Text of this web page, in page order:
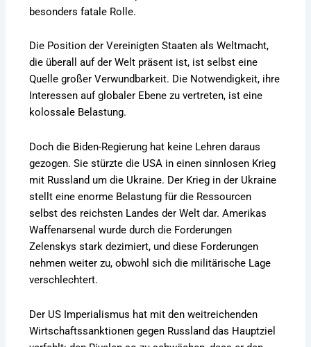
besonders fatale Rolle.
Die Position der Vereinigten Staaten als Weltmacht,
die überall auf der Welt präsent ist, ist selbst eine
Quelle großer Verwundbarkeit. Die Notwendigkeit, ihre
Interessen auf globaler Ebene zu vertreten, ist eine
kolossale Belastung.
Doch die Biden-Regierung hat keine Lehren daraus
gezogen. Sie stürzte die USA in einen sinnlosen Krieg
mit Russland um die Ukraine. Der Krieg in der Ukraine
stellt eine enorme Belastung für die Ressourcen
selbst des reichsten Landes der Welt dar. Amerikas
Waffenarsenal wurde durch die Forderungen
Zelenskys stark dezimiert, und diese Forderungen
nehmen weiter zu, obwohl sich die militärische Lage
verschlechtert.
Der US Imperialismus hat mit den weitreichenden
Wirtschaftssanktionen gegen Russland das Hauptziel